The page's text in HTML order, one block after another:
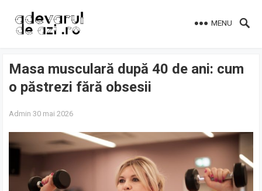
MENU
Masa musculară după 40 de ani: cum
o păstrezi fără obsesii
Admin 30 mai 2026